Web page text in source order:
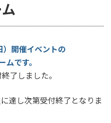
）開催イベントの
ムです。
了しました。
達し次第受付終了となりま